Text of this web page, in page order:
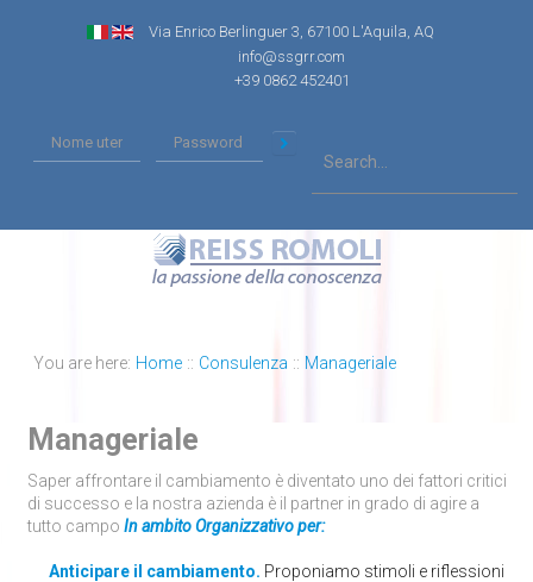
Via Enrico Berlinguer 3, 67100 L'Aquila, AQ
info@ssgrr.com
+39 0862 452401
You are here: Home :: Consulenza :: Manageriale
Manageriale
Saper affrontare il cambiamento è diventato uno dei fattori critici
di successo e la nostra azienda è il partner in grado di agire a
tutto campo In ambito Organizzativo per:
Anticipare il cambiamento. Proponiamo stimoli e riflessioni